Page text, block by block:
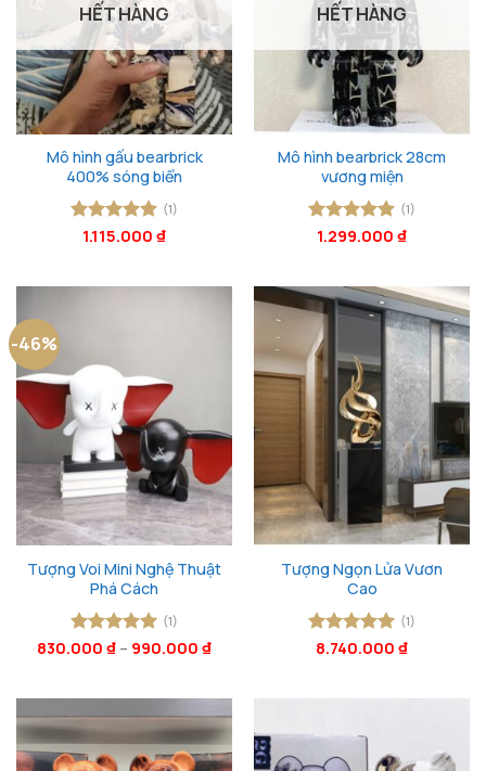
HẾT HÀNG
Mô hình gấu bearbrick
400% sóng biển
Được xếp
(1)
1.115.000 ₫
HẾT HÀNG
Mô hình bearbrick 28cm
vương miện
Được xếp
(1)
1.299.000 ₫
-46%
Tượng Voi Mini Nghệ Thuật
Phá Cách
Được xếp
(1)
830.000 ₫ – 990.000 ₫
Tượng Ngọn Lửa Vươn
Cao
Được xếp
(1)
8.740.000 ₫